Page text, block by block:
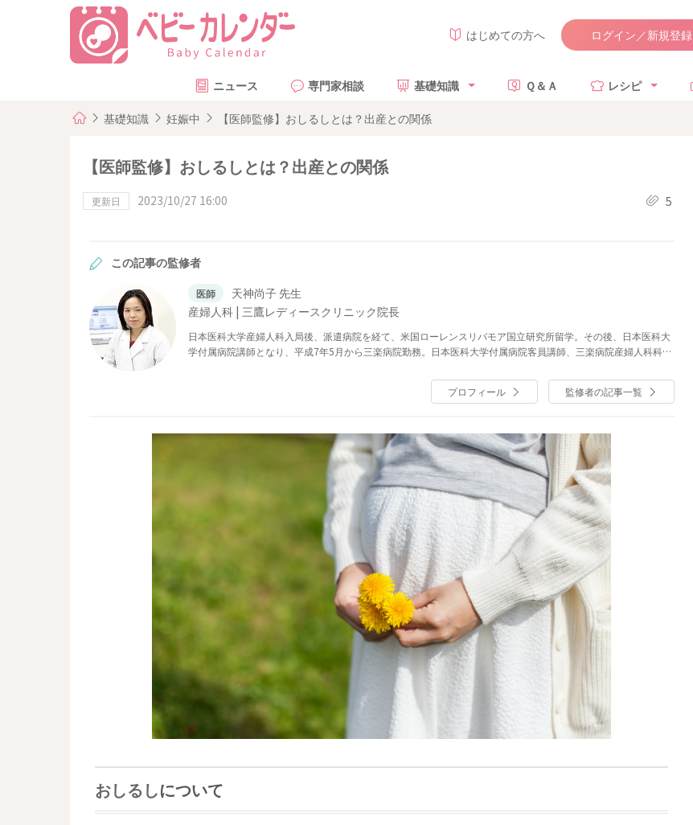
はじめての方へ ログイン／新規登録
ニュース 専門家相談 基礎知識 Ｑ＆Ａ レシピ
基礎知識 妊娠中 【医師監修】おしるしとは？出産との関係
【医師監修】おしるしとは？出産との関係
更新日 2023/10/27 16:00 5
この記事の監修者
医師
天神尚子 先生
産婦人科 | 三鷹レディースクリニック院長
日本医科大学産婦人科入局後、派遣病院を経て、米国ローレンスリバモア国立研究所留学。その後、日本医科大
学付属病院講師となり、平成7年5月から三楽病院勤務。日本医科大学付属病院客員講師、三楽病院産婦人科科長
プロフィール
監修者の記事一覧
おしるしについて